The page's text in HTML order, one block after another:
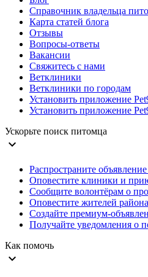
Справочник владельца
Карта статей блога
Отзывы
Вопросы-ответы
Вакансии
Свяжитесь с нами
Ветклиники
Ветклиники по городам
Установить приложение
Установить приложение
Ускорьте поиск питомца
expand_more
Распространите
Оповестите клиники и
Сообщите волонтёрам о
Оповестите жителей района
Создайте премиум-
Получайте уведомления о
Как помочь
expand_more